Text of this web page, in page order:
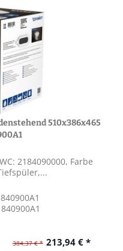
510x386x465
2184090000, Farbe
384,37 € * 213,94 € *